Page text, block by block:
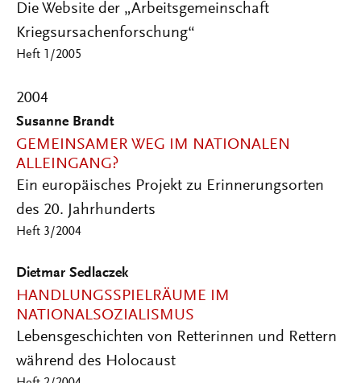
Die Website der „Arbeitsgemeinschaft
Kriegsursachenforschung“
Heft 1/2005
2004
Susanne Brandt
GEMEINSAMER WEG IM NATIONALEN
ALLEINGANG?
Ein europäisches Projekt zu Erinnerungsorten
des 20. Jahrhunderts
Heft 3/2004
Dietmar Sedlaczek
HANDLUNGSSPIELRÄUME IM
NATIONALSOZIALISMUS
Lebensgeschichten von Retterinnen und Rettern
während des Holocaust